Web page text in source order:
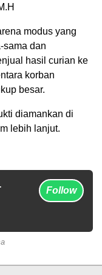
modus yang
sama dan
hasil curian ke
korban
besar.
diamankan di
lebih lanjut.
Follow